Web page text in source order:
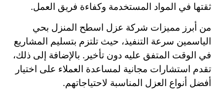
ثقتها في المواد المستخدمة وكفاءة فريق العمل.
من أبرز مميزات شركة عزل اسطح المنزل بحي
الياسمين سرعة التنفيذ، حيث تلتزم بتسليم المشاريع
في الوقت المتفق عليه دون تأخير. بالإضافة إلى ذلك،
تقدم استشارات مجانية لمساعدة العملاء على اختيار
أفضل أنواع العزل المناسبة لاحتياجاتهم.